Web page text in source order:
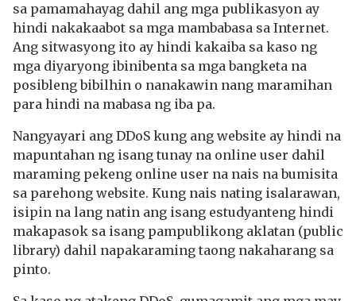
sa pamamahayag dahil ang mga publikasyon ay
hindi nakakaabot sa mga mambabasa sa Internet.
Ang sitwasyong ito ay hindi kakaiba sa kaso ng
mga diyaryong ibinibenta sa mga bangketa na
posibleng bibilhin o nanakawin nang maramihan
para hindi na mabasa ng iba pa.
Nangyayari ang DDoS kung ang website ay hindi na
mapuntahan ng isang tunay na online user dahil
maraming pekeng online user na nais na bumisita
sa parehong website. Kung nais nating isalarawan,
isipin na lang natin ang isang estudyanteng hindi
makapasok sa isang pampublikong aklatan (public
library) dahil napakaraming taong nakaharang sa
pinto.